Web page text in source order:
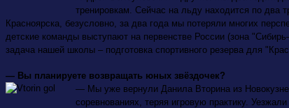
тренировкам. Сейчас на льду находится по два
Красноярска, безусловно, за два года мы потеряли многих
детские команды выступают на первенстве России (зона
задача нашей школы – подготовка спортивного резерва для
— Вы планируете возвращать юных звёздочек?
— Мы уже вернули Данила Вторина из
соревнованиях, теряя игровую практику.